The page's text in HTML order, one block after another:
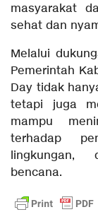
masyarakat
sehat dan
Melalui
Pemerintah
Day tidak
tetapi juga
mampu
terhadap
lingkungan,
bencana.